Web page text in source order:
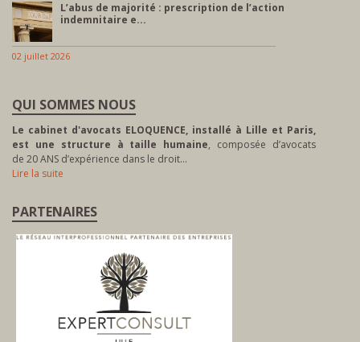
L’abus de majorité : prescription de l’action
indemnitaire e...
02 juillet 2026
QUI SOMMES NOUS
Le cabinet d'avocats ELOQUENCE, installé à Lille et Paris,
est une structure à taille humaine, composée d’avocats
de 20 ANS d’expérience dans le droit…
Lire la suite
PARTENAIRES